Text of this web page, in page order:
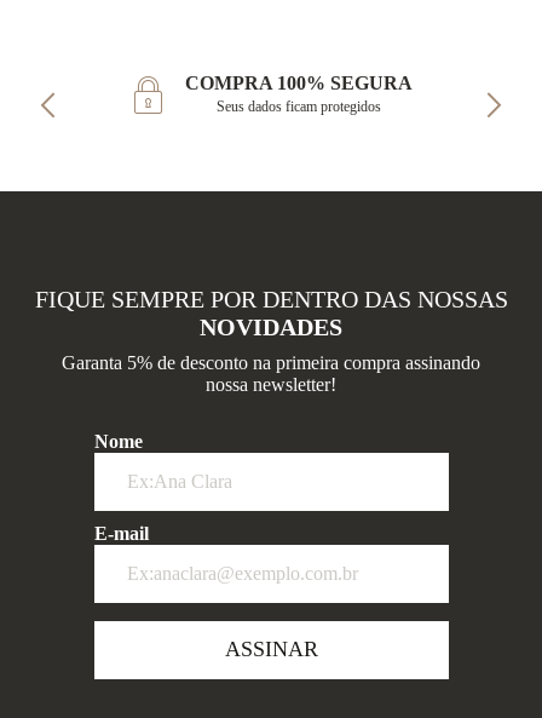
COMPRA 100% SEGURA
Seus dados ficam protegidos
FIQUE SEMPRE POR DENTRO DAS NOSSAS
NOVIDADES
Garanta 5% de desconto na primeira compra assinando
nossa newsletter!
Nome
E-mail
ASSINAR